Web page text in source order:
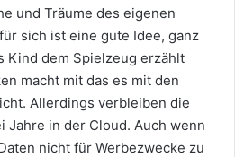
und Träume des eigenen
sich ist eine gute Idee, ganz
Kind dem Spielzeug erzählt
macht mit das es mit den
Allerdings verbleiben die
Jahre in der Cloud. Auch wenn
nicht für Werbezwecke zu